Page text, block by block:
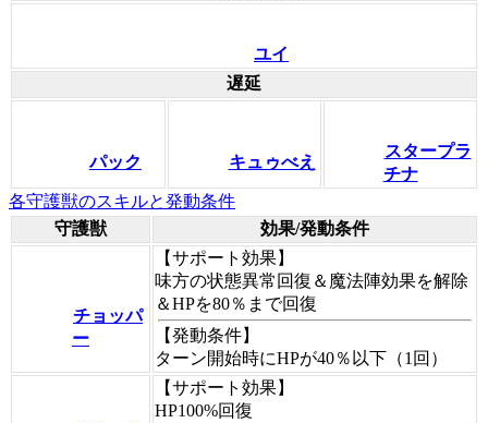
ユイ
遅延
パック キュゥべえ
スタープラ
チナ
各守護獣のスキルと発動条件
守護獣
効果/発動条件
チョッパ
ー
【サポート効果】
味方の状態異常回復＆魔法陣効果を解除
＆HPを80％まで回復
【発動条件】
ターン開始時にHPが40％以下（1回）
【サポート効果】
HP100%回復